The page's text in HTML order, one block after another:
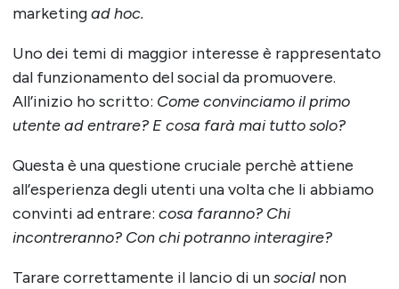
marketingad hoc.
Uno dei temi di maggior interesse è rappresentato
dal funzionamento del social da promuovere.
All’inizio ho scritto: Come convinciamo il primo
utente ad entrare? E cosa farà mai tutto solo?
Questa è una questione cruciale perchè attiene
all’esperienza degli utenti una volta che li abbiamo
convinti ad entrare: cosa faranno? Chi
incontreranno? Con chi potranno interagire?
Tarare correttamente il lancio di unsocialnon